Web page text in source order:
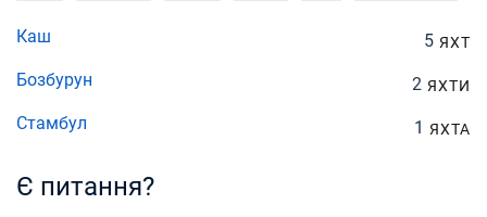
Каш 5 ЯХТ
Бозбурун 2 ЯХТИ
Стамбул 1 ЯХТА
Є питання?